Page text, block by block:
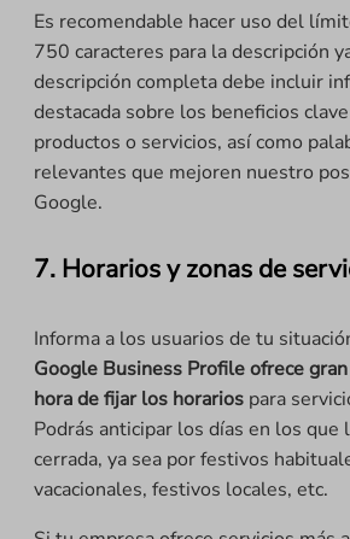
Es recomendable hacer uso del
750 caracteres para la descripción
descripción completa debe incluir
destacada sobre los beneficios
productos o servicios, así como
relevantes que mejoren nuestro
Google.
7. Horarios y zonas de
Informa a los usuarios de tu
Google Business Profile ofrece
hora de fijar los horarios para
Podrás anticipar los días en los que
cerrada, ya sea por festivos
vacacionales, festivos locales, etc.